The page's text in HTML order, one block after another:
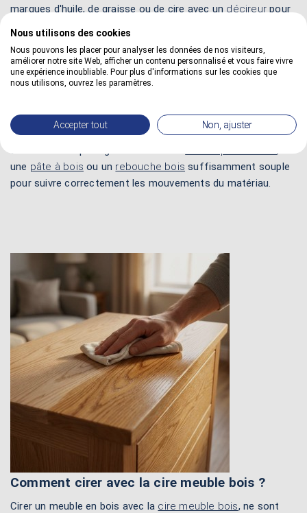
marques d'huile, de graisse ou de cire avec un décireur pour
profondeur. Les pores du matériau sont ainsi bien ouverts
pour une meilleure pénétration du produit lors de l'application
de l'encaustique.
3 - Traiter les fissures :on répare au préalable les trous,
les creux ou les fissures qui apparaissent lors de la dilatation
du bois. On emploie généralement un
une pâte à bois ou un rebouche bois suffisamment souple
pour suivre correctement les mouvements du matériau.
Comment cirer avec la cire meuble bois ?
Cirer un meuble en bois avec la cire meuble bois, ne sont
Nous utilisons des cookies
Nous pouvons les placer pour analyser les données de nos visiteurs,
améliorer notre site Web, afficher un contenu personnalisé et vous faire vivre
une expérience inoubliable. Pour plus d'informations sur les cookies que
nous utilisons, ouvrez les paramètres.
Accepter tout Non, ajuster